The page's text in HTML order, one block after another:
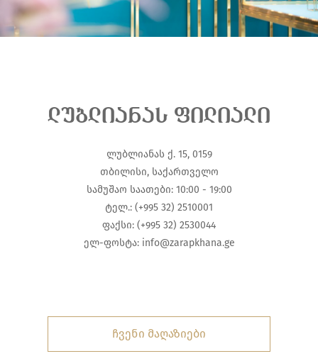
ლუბლიანას ფილიალი
ლუბლიანას ქ. 15, 0159
თბილისი, საქართველო
სამუშაო საათები: 10:00 - 19:00
ტელ.: (+995 32) 2510001
ფაქსი: (+995 32) 2530044
ელ-ფოსტა: info@zarapkhana.ge
ჩვენი მაღაზიები